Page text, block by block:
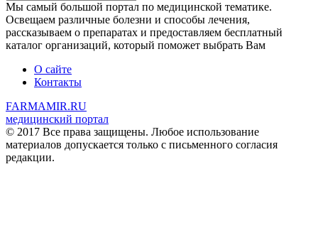
Мы самый большой портал по медицинской тематике.
Освещаем различные болезни и способы лечения,
рассказываем о препаратах и предоставляем бесплатный
каталог организаций, который поможет выбрать Вам
О сайте
Контакты
FARMAMIR.RU
медицинский портал
© 2017 Все права защищены. Любое использование
материалов допускается только с письменного согласия
редакции.